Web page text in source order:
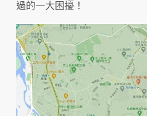
過的一大困擾！